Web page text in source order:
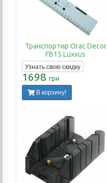
Транспортир Orac Decor
FB15 Luxxus
Узнать свою скидку
1698 грн
В корзину!